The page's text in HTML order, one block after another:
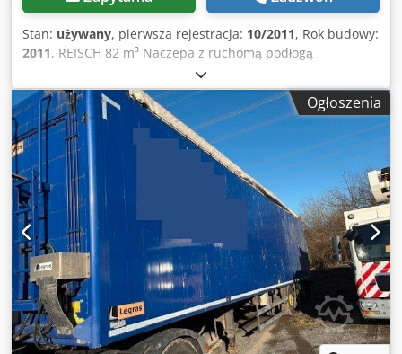
Stan: używany, pierwsza rejestracja: 10/2011, Rok budowy:
2011, REISCH 82 m³ Naczepa z ruchomą podłogą
Walkingfloor z lejem zbożowym PODŁOGA: W BARDZO
DOBRYM STANIE! ● Zabudowa: Całkowicie aluminiowa ●
Rama: Stal ● Pojemność: 82 m³ ● 3 osie BPW ECO Plus ●
Zawieszenie pneumatyczne ● Oś podnoszona ● Układ
podnoszenia/opuszczania ● Hamulce tarczowe ● Pomost
roboczy ● Lej zbożowy i zasuwka z tyłu ● Plandeka zwijana
● Aluminiowa ściana przesuwna ● Zamek hydrauliczny ●
WABCO Smartboard ● ABS ● Felgi ALCOA ● Ogumienie:
385/65 R 22.5 ● Dopuszczalna masa całkowita: 35.000 kg ●
Masa własna: 7.700 kg ● Długość całkowita: 14.050 mm ●
Wymiary wewnętrzne (w tym lej zbożowy): 12.600 x 2.470 x
2.510 mm Dkedpfxoyutyrj Ackjr - Niemiecka naczepa! - Od
pierwszego właściciela! - TÜV / badania techniczne: nowe!
Zastrzegamy prawo do błędów i wcześniejszej sprzedaży! =
Dalsze informacje = Ładowność: 1 kg Aby uzyskać więcej
Ogłoszenia